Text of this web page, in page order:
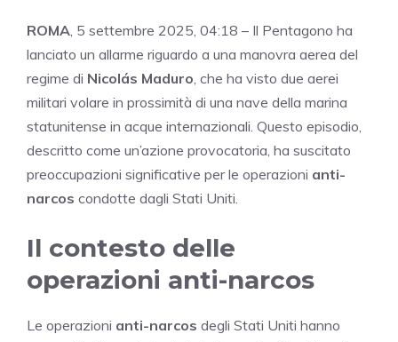
ROMA, 5 settembre 2025, 04:18 – Il Pentagono ha
lanciato un allarme riguardo a una manovra aerea del
regime di Nicolás Maduro, che ha visto due aerei
militari volare in prossimità di una nave della marina
statunitense in acque internazionali. Questo episodio,
descritto come un’azione provocatoria, ha suscitato
preoccupazioni significative per le operazioni anti-
narcos condotte dagli Stati Uniti.
Il contesto delle
operazioni anti-narcos
Le operazioni anti-narcos degli Stati Uniti hanno